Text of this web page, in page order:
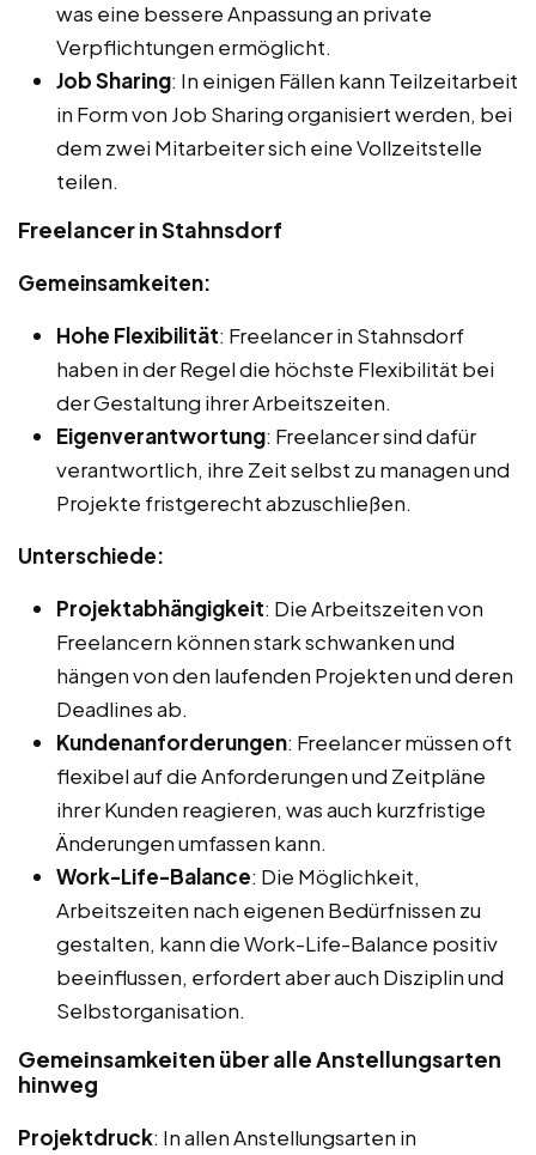
was eine bessere Anpassung an private
Verpflichtungen ermöglicht.
Job Sharing: In einigen Fällen kann Teilzeitarbeit
in Form von Job Sharing organisiert werden, bei
dem zwei Mitarbeiter sich eine Vollzeitstelle
teilen.
Freelancer in Stahnsdorf
Gemeinsamkeiten:
Hohe Flexibilität: Freelancer in Stahnsdorf
haben in der Regel die höchste Flexibilität bei
der Gestaltung ihrer Arbeitszeiten.
Eigenverantwortung: Freelancer sind dafür
verantwortlich, ihre Zeit selbst zu managen und
Projekte fristgerecht abzuschließen.
Unterschiede:
Projektabhängigkeit: Die Arbeitszeiten von
Freelancern können stark schwanken und
hängen von den laufenden Projekten und deren
Deadlines ab.
Kundenanforderungen: Freelancer müssen oft
flexibel auf die Anforderungen und Zeitpläne
ihrer Kunden reagieren, was auch kurzfristige
Änderungen umfassen kann.
Work-Life-Balance: Die Möglichkeit,
Arbeitszeiten nach eigenen Bedürfnissen zu
gestalten, kann die Work-Life-Balance positiv
beeinflussen, erfordert aber auch Disziplin und
Selbstorganisation.
Gemeinsamkeiten über alle Anstellungsarten
hinweg
Projektdruck: In allen Anstellungsarten in